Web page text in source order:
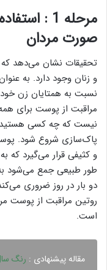
مرحله 1 :
صورت مردان
تحقیقات نشان می‌دهد
و زنان وجود دارد. به
نسبت به همتایان زن خود
مراقبت از پوست برای
نیست که چه کسی هستید،
پاک‌سازی شروع شود.
و کثیفی قرار می‌گیرد که
طور طبیعی جمع می‌شود
دو بار در روز ضروری
روتین مراقبت از پوست
است.
مقاله پیشنهادی : رنگ سال